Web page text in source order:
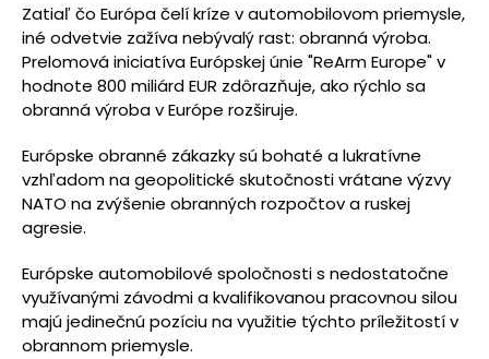
Zatiaľ čo Európa čelí kríze v automobilovom priemysle,
iné odvetvie zažíva nebývalý rast: obranná výroba.
Prelomová iniciatíva Európskej únie "ReArm Europe" v
hodnote 800 miliárd EUR zdôrazňuje, ako rýchlo sa
obranná výroba v Európe rozširuje.
Európske obranné zákazky sú bohaté a lukratívne
vzhľadom na geopolitické skutočnosti vrátane výzvy
NATO na zvýšenie obranných rozpočtov a ruskej
agresie.
Európske automobilové spoločnosti s nedostatočne
využívanými závodmi a kvalifikovanou pracovnou silou
majú jedinečnú pozíciu na využitie týchto príležitostí v
obrannom priemysle.